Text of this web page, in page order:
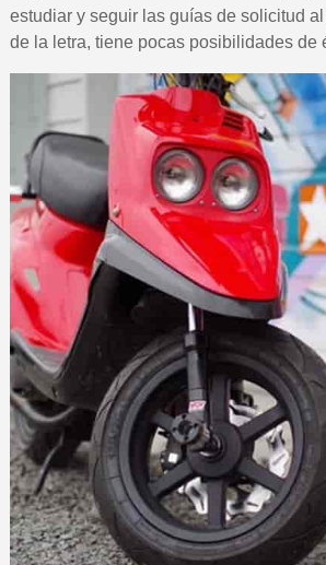
estudiar y seguir las guías de solicitud
de la letra, tiene pocas posibilidades de